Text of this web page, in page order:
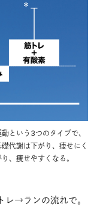
という3つのタイプで、
代謝は下がり、痩せにく
、痩せやすくなる。
レ→ランの流れで。